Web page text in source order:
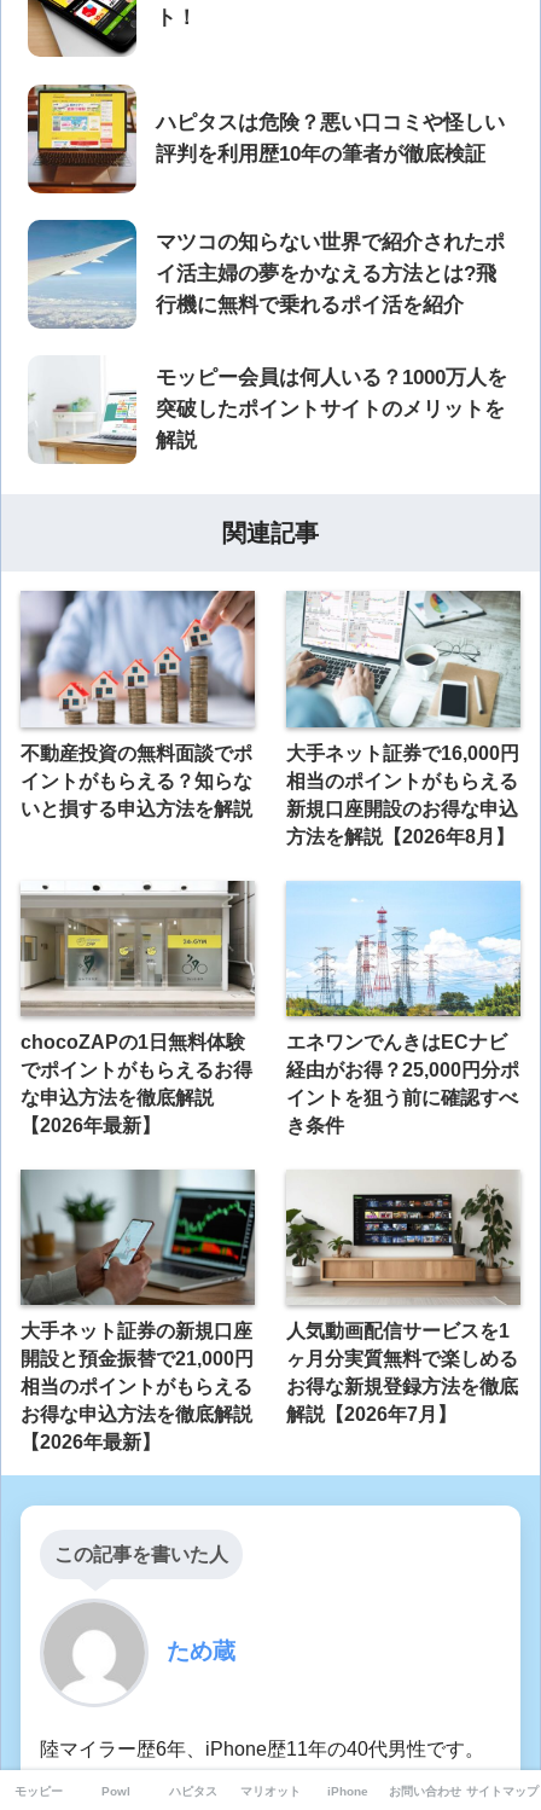
ト！
ハピタスは危険？悪い口コミや怪しい
評判を利用歴10年の筆者が徹底検証
マツコの知らない世界で紹介されたポ
イ活主婦の夢をかなえる方法とは?飛
行機に無料で乗れるポイ活を紹介
モッピー会員は何人いる？1000万人を
突破したポイントサイトのメリットを
解説
関連記事
不動産投資の無料面談でポ
イントがもらえる？知らな
いと損する申込方法を解説
大手ネット証券で16,000円
相当のポイントがもらえる
新規口座開設のお得な申込
方法を解説【2026年8月】
chocoZAPの1日無料体験
でポイントがもらえるお得
な申込方法を徹底解説
【2026年最新】
エネワンでんきはECナビ
経由がお得？25,000円分ポ
イントを狙う前に確認すべ
き条件
大手ネット証券の新規口座
開設と預金振替で21,000円
相当のポイントがもらえる
お得な申込方法を徹底解説
【2026年最新】
人気動画配信サービスを1
ヶ月分実質無料で楽しめる
お得な新規登録方法を徹底
解説【2026年7月】
この記事を書いた人
ため蔵
陸マイラー歴6年、iPhone歴11年の40代男性です。
ポイントサイトとSPGアメックスを活用してマイル
モッピー Powl ハピタス マリオット iPhone お問い合わせ サイトマップ